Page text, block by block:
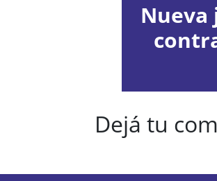
Nueva
Dejá tu